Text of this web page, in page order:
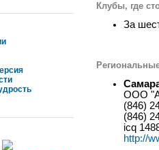
Клубы, где
За
ООО
(846)
(846)
icq
http://